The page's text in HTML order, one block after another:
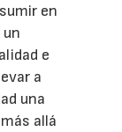
en
e
a
una
allá